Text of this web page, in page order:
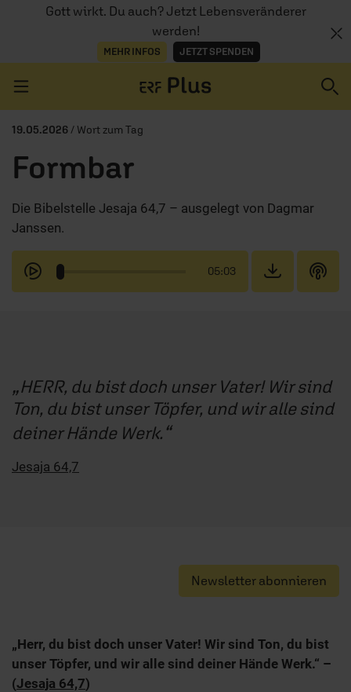
Gott wirkt. Du auch? Jetzt Lebensveränderer
werden!
MEHR INFOS JETZT SPENDEN
AUDIOTHEK
PROGRAMM
MITMACHEN
19.05.2026 / Wort zum Tag
Formbar
Die Bibelstelle Jesaja 64,7 – ausgelegt von Dagmar
Janssen.
05:03
HERR, du bist doch unser Vater! Wir sind
Ton, du bist unser Töpfer, und wir alle sind
deiner Hände Werk.
Jesaja 64,7
Newsletter abonnieren
„Herr, du bist doch unser Vater! Wir sind Ton, du bist
unser Töpfer, und wir alle sind deiner Hände Werk.“ –
(Jesaja 64,7)